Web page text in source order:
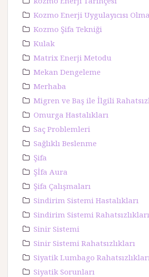
Kozmo Enerji Uygulayıcısı
Kozmo Şifa Tekniği
Kulak
Matrix Enerji Metodu
Mekan Dengeleme
Merhaba
Migren ve Baş ile İlgili
Omurga Hastalıkları
Saç Problemleri
Sağlıklı Beslenme
Şifa
Şİfa Aura
Şifa Çalışmaları
Sindirim Sistemi Hastalıkları
Sindirim Sistemi Rahatsızlıkları
Sinir Sistemi
Sinir Sistemi Rahatsızlıkları
Siyatik Lumbago
Siyatik Sorunları